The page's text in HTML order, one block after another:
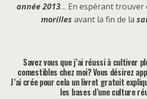
année 2013… En espérant trouver
morilles avant la fin de la
Savez vous que j’ai réussi à cultiver
comestibles chez moi? Vous désirez
J’ai crée pour cela un livret gratuit
les bases d’une culture